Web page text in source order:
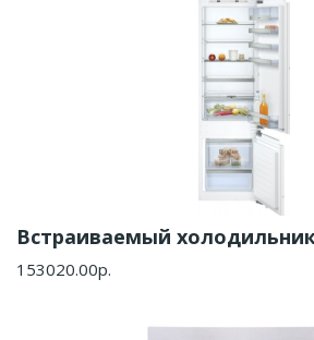
Встраиваемый холодильник
153020.00р.